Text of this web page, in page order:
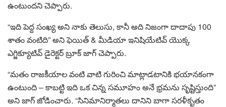
ఉంటుందని చెప్పారు.
“ఇది పెద్ద సంఖ్య అని నాకు తెలుసు, కానీ అది నిజంగా దాదాపు 100
శాతం వంటిది” అని ఫెయిత్ & మీడియా ఇనిషియేటివ్ యొక్క
ఎగ్జిక్యూటివ్ డైరెక్టర్ బ్రూక్ జాగ్ చెప్పారు.
“మతం రాజకీయాల వంటి వాటి గురించి మాట్లాడటానికి భయానకంగా
ఉంటుంది – కాబట్టి ఇది ఒక చిన్న సమూహం అనే భ్రమను సృష్టిస్తుంది”
అని జాగ్ జోడించారు. “సినిమానిర్మాతలు దానిని బాగా సరళీకృతం